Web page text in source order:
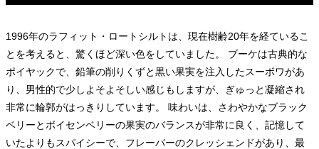
1996年のラフィット・ロートシルトは、現在樹齢20年を経ているこ
とを考えると、驚くほど深い色をしていました。 ブーケは古典的な
ポイヤックで、鉛筆の削りくずと黒い果実を注入したスーボワがあ
り、男性的で少しよそよそしい感じもしますが、ぎゅっと凝縮され
非常に輪郭がはっきりしています。 味わいは、さわやかなブラック
ベリーとボイセンベリーの果実のバランスが非常に良く、記憶して
いたよりもスパイシーで、フレーバーのクレッシェンドがあり、最